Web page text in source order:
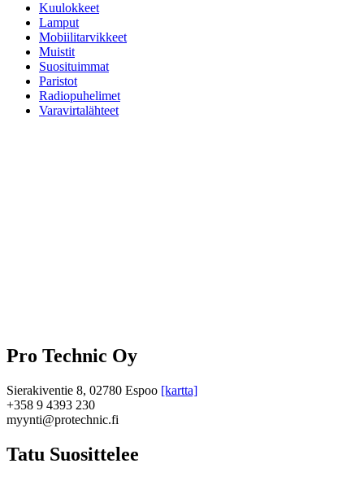
Kuulokkeet
Lamput
Mobiilitarvikkeet
Muistit
Suosituimmat
Paristot
Radiopuhelimet
Varavirtalähteet
Pro Technic Oy
Sierakiventie 8, 02780 Espoo [kartta]
+358 9 4393 230
myynti@protechnic.fi
Tatu Suosittelee